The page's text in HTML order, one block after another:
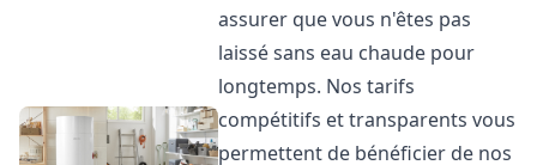
assurer que vous n'êtes pas
laissé sans eau chaude pour
longtemps. Nos tarifs
compétitifs et transparents vous
permettent de bénéficier de nos